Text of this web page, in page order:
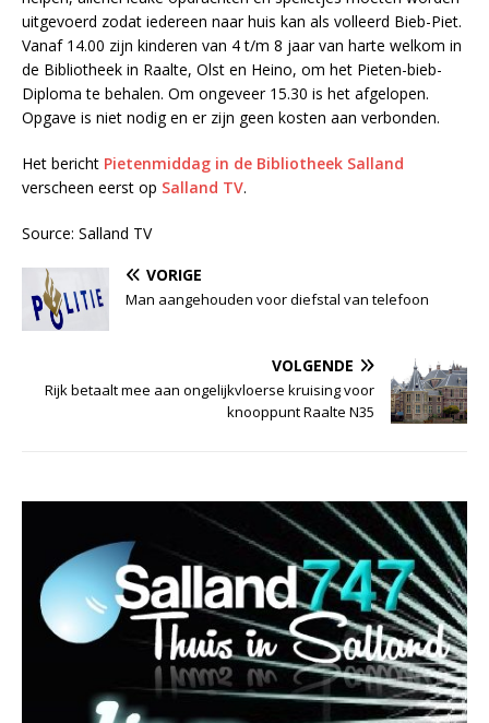
uitgevoerd zodat iedereen naar huis kan als volleerd Bieb-Piet.
Vanaf 14.00 zijn kinderen van 4 t/m 8 jaar van harte welkom in
de Bibliotheek in Raalte, Olst en Heino, om het Pieten-bieb-
Diploma te behalen. Om ongeveer 15.30 is het afgelopen.
Opgave is niet nodig en er zijn geen kosten aan verbonden.
Het bericht Pietenmiddag in de Bibliotheek Salland
verscheen eerst op Salland TV.
Source: Salland TV
VORIGE
Man aangehouden voor diefstal van telefoon
VOLGENDE
Rijk betaalt mee aan ongelijkvloerse kruising voor
knooppunt Raalte N35